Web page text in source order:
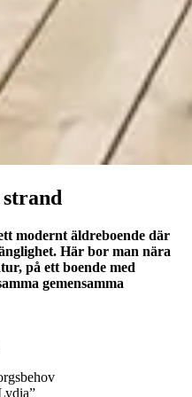
modernt äldreboende där
Här bor man nära
på ett boende med
gemensamma